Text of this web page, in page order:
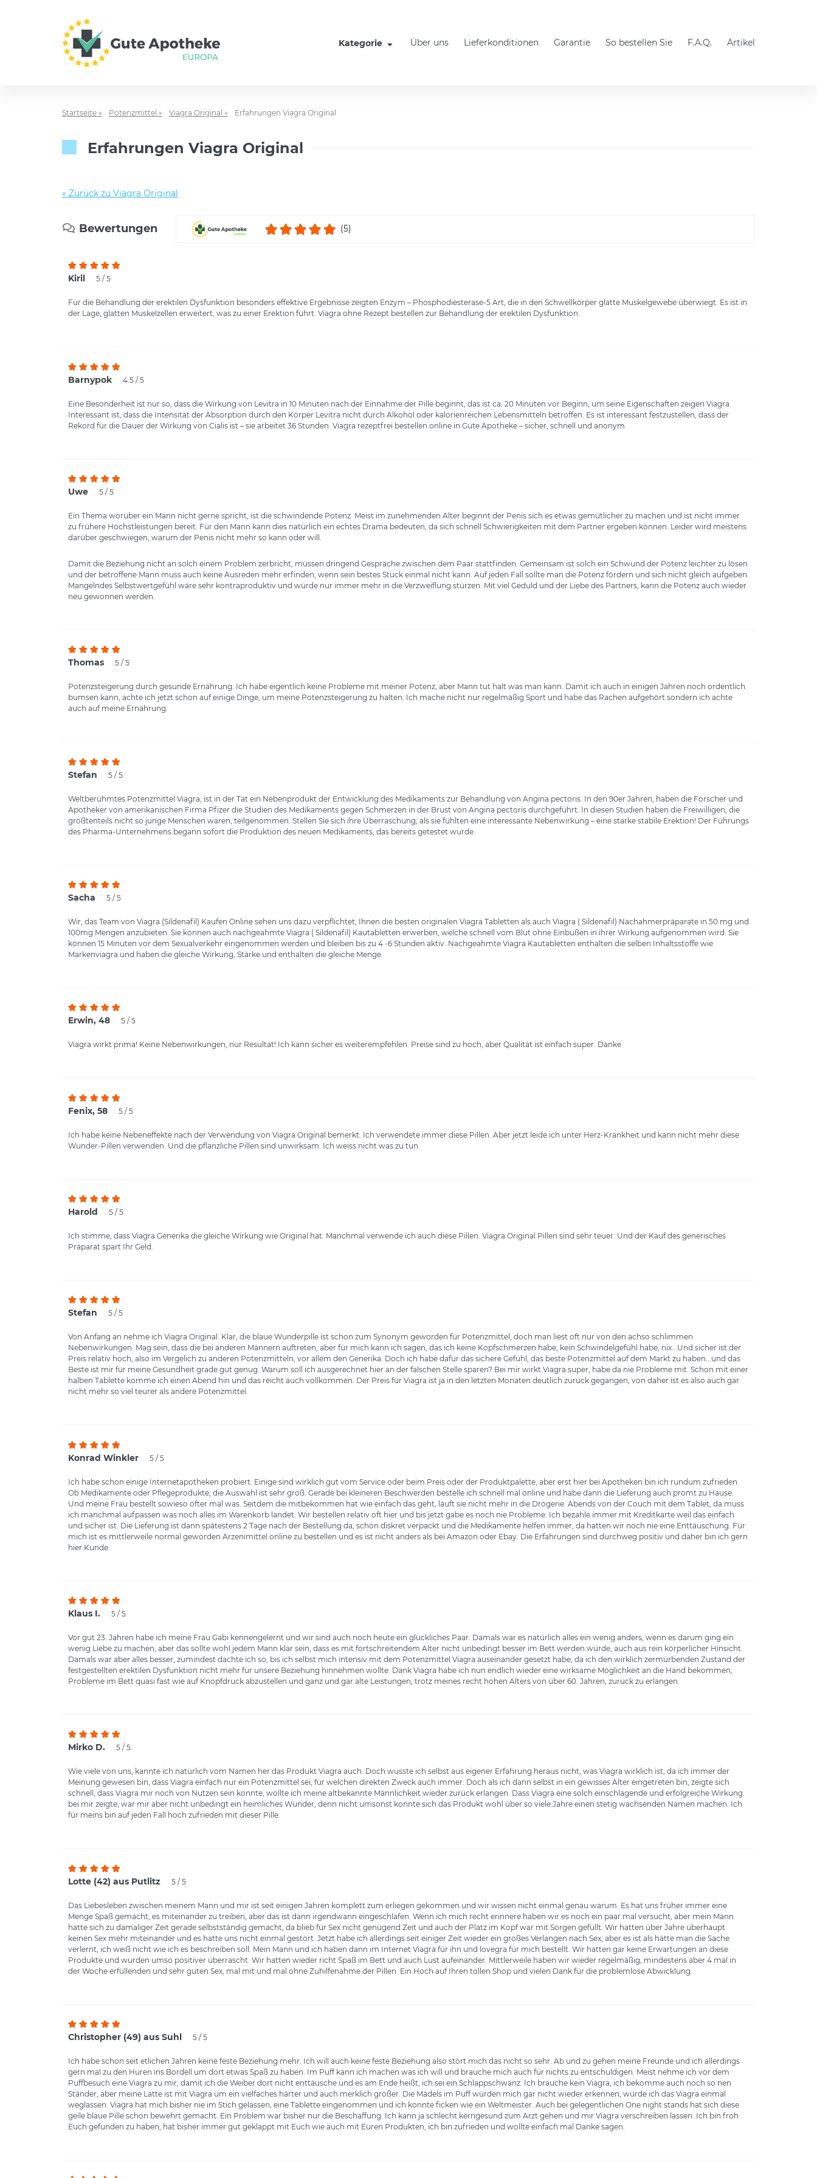
Kategorie Über uns Lieferkonditionen Garantie So bestellen Sie F.A.Q. Artikel
Startseite » Potenzmittel » Viagra Original » Erfahrungen Viagra Original
Erfahrungen Viagra Original
« Zurück zu Viagra Original
Bewertungen (5)
Kiril 5 / 5
Für die Behandlung der erektilen Dysfunktion besonders effektive Ergebnisse zeigten Enzym – Phosphodiesterase-5 Art, die in den Schwellkörper glatte Muskelgewebe überwiegt. Es ist in
der Lage, glatten Muskelzellen erweitert, was zu einer Erektion führt. Viagra ohne Rezept bestellen zur Behandlung der erektilen Dysfunktion.
Barnypok 4.5 / 5
Eine Besonderheit ist nur so, dass die Wirkung von Levitra in 10 Minuten nach der Einnahme der Pille beginnt, das ist ca. 20 Minuten vor Beginn, um seine Eigenschaften zeigen Viagra.
Interessant ist, dass die Intensität der Absorption durch den Körper Levitra nicht durch Alkohol oder kalorienreichen Lebensmitteln betroffen. Es ist interessant festzustellen, dass der
Rekord für die Dauer der Wirkung von Cialis ist – sie arbeitet 36 Stunden. Viagra rezeptfrei bestellen online in Gute Apotheke – sicher, schnell und anonym.
Uwe 5 / 5
Ein Thema worüber ein Mann nicht gerne spricht, ist die schwindende Potenz. Meist im zunehmenden Alter beginnt der Penis sich es etwas gemütlicher zu machen und ist nicht immer
zu frühere Höchstleistungen bereit. Für den Mann kann dies natürlich ein echtes Drama bedeuten, da sich schnell Schwierigkeiten mit dem Partner ergeben können. Leider wird meistens
darüber geschwiegen, warum der Penis nicht mehr so kann oder will.
Damit die Beziehung nicht an solch einem Problem zerbricht, müssen dringend Gespräche zwischen dem Paar stattfinden. Gemeinsam ist solch ein Schwund der Potenz leichter zu lösen
und der betroffene Mann muss auch keine Ausreden mehr erfinden, wenn sein bestes Stück einmal nicht kann. Auf jeden Fall sollte man die Potenz fördern und sich nicht gleich aufgeben.
Mangelndes Selbstwertgefühl wäre sehr kontraproduktiv und würde nur immer mehr in die Verzweiflung stürzen. Mit viel Geduld und der Liebe des Partners, kann die Potenz auch wieder
neu gewonnen werden.
Thomas 5 / 5
Potenzsteigerung durch gesunde Ernährung. Ich habe eigentlich keine Probleme mit meiner Potenz, aber Mann tut halt was man kann. Damit ich auch in einigen Jahren noch ordentlich
bumsen kann, achte ich jetzt schon auf einige Dinge, um meine Potenzsteigerung zu halten. Ich mache nicht nur regelmäßig Sport und habe das Rachen aufgehört sondern ich achte
auch auf meine Ernährung.
Stefan 5 / 5
Weltberühmtes Potenzmittel Viagra, ist in der Tat ein Nebenprodukt der Entwicklung des Medikaments zur Behandlung von Angina pectoris. In den 90er Jahren, haben die Forscher und
Apotheker von amerikanischen Firma Pfizer die Studien des Medikaments gegen Schmerzen in der Brust von Angina pectoris durchgeführt. In diesen Studien haben die Freiwilligen, die
größtenteils nicht so junge Menschen waren, teilgenommen. Stellen Sie sich ihre Überraschung, als sie fühlten eine interessante Nebenwirkung – eine starke stabile Erektion! Der Führungs
des Pharma-Unternehmens begann sofort die Produktion des neuen Medikaments, das bereits getestet wurde.
Sacha 5 / 5
Wir, das Team von Viagra (Sildenafil) Kaufen Online sehen uns dazu verpflichtet, Ihnen die besten originalen Viagra Tabletten als auch Viagra ( Sildenafil) Nachahmerpräparate in 50 mg und
100mg Mengen anzubieten. Sie können auch nachgeahmte Viagra ( Sildenafil) Kautabletten erwerben, welche schnell vom Blut ohne Einbußen in ihrer Wirkung aufgenommen wird. Sie
können 15 Minuten vor dem Sexualverkehr eingenommen werden und bleiben bis zu 4 -6 Stunden aktiv. Nachgeahmte Viagra Kautabletten enthalten die selben Inhaltsstoffe wie
Markenviagra und haben die gleiche Wirkung, Stärke und enthalten die gleiche Menge.
Erwin, 48 5 / 5
Viagra wirkt prima! Keine Nebenwirkungen, nur Resultat! Ich kann sicher es weiterempfehlen. Preise sind zu hoch, aber Qualität ist einfach super. Danke
Fenix, 58 5 / 5
Ich habe keine Nebeneffekte nach der Verwendung von Viagra Original bemerkt. Ich verwendete immer diese Pillen. Aber jetzt leide ich unter Herz-Krankheit und kann nicht mehr diese
Wunder-Pillen verwenden. Und die pflanzliche Pillen sind unwirksam. Ich weiss nicht was zu tun.
Harold 5 / 5
Ich stimme, dass Viagra Generika die gleiche Wirkung wie Original hat. Manchmal verwende ich auch diese Pillen. Viagra Original Pillen sind sehr teuer. Und der Kauf des generisches
Präparat spart Ihr Geld.
Stefan 5 / 5
Von Anfang an nehme ich Viagra Original. Klar, die blaue Wunderpille ist schon zum Synonym geworden für Potenzmittel, doch man liest oft nur von den achso schlimmen
Nebenwirkungen. Mag sein, dass die bei anderen Männern auftreten, aber für mich kann ich sagen, das ich keine Kopfschmerzen habe, kein Schwindelgefühl habe, nix...Und sicher ist der
Preis relativ hoch, also im Vergelich zu anderen Potenzmitteln, vor allem den Generika. Doch ich habe dafür das sichere Gefühl, das beste Potenzmittel auf dem Markt zu haben...und das
Beste ist mir für meine Gesundheit grade gut genug. Warum soll ich ausgerechnet hier an der falschen Stelle sparen? Bei mir wirkt Viagra super, habe da nie Probleme mit. Schon mit einer
halben Tablette komme ich einen Abend hin und das reicht auch vollkommen. Der Preis für Viagra ist ja in den letzten Monaten deutlich zurück gegangen, von daher ist es also auch gar
nicht mehr so viel teurer als andere Potenzmittel.
Konrad Winkler 5 / 5
Ich habe schon einige Internetapotheken probiert. Einige sind wirklich gut vom Service oder beim Preis oder der Produktpalette, aber erst hier bei Apotheken bin ich rundum zufrieden.
Ob Medikamente oder Pflegeprodukte, die Auswahl ist sehr groß. Gerade bei kleineren Beschwerden bestelle ich schnell mal online und habe dann die Lieferung auch promt zu Hause.
Und meine Frau bestellt sowieso öfter mal was. Seitdem die mitbekommen hat wie einfach das geht, läuft sie nicht mehr in die Drogerie. Abends von der Couch mit dem Tablet, da muss
ich manchmal aufpassen was noch alles im Warenkorb landet. Wir bestellen relativ oft hier und bis jetzt gabe es noch nie Probleme. Ich bezahle immer mit Kreditkarte weil das einfach
und sicher ist. Die Lieferung ist dann spätestens 2 Tage nach der Bestellung da, schön diskret verpackt und die Medikamente helfen immer, da hatten wir noch nie eine Enttäuschung. Für
mich ist es mittlerweile normal geworden Arzenimittel online zu bestellen und es ist nicht anders als bei Amazon oder Ebay. Die Erfahrungen sind durchweg positiv und daher bin ich gern
hier Kunde.
Klaus I. 5 / 5
Vor gut 23. Jahren habe ich meine Frau Gabi kennengelernt und wir sind auch noch heute ein glückliches Paar. Damals war es natürlich alles ein wenig anders, wenn es darum ging ein
wenig Liebe zu machen, aber das sollte wohl jedem Mann klar sein, dass es mit fortschreitendem Alter nicht unbedingt besser im Bett werden würde, auch aus rein körperlicher Hinsicht.
Damals war aber alles besser, zumindest dachte ich so, bis ich selbst mich intensiv mit dem Potenzmittel Viagra auseinander gesetzt habe, da ich den wirklich zermürbenden Zustand der
festgestellten erektilen Dysfunktion nicht mehr für unsere Beziehung hinnehmen wollte. Dank Viagra habe ich nun endlich wieder eine wirksame Möglichkeit an die Hand bekommen,
Probleme im Bett quasi fast wie auf Knopfdruck abzustellen und ganz und gar alte Leistungen, trotz meines recht hohen Alters von über 60. Jahren, zurück zu erlangen.
Mirko D. 5 / 5
Wie viele von uns, kannte ich natürlich vom Namen her das Produkt Viagra auch. Doch wusste ich selbst aus eigener Erfahrung heraus nicht, was Viagra wirklich ist, da ich immer der
Meinung gewesen bin, dass Viagra einfach nur ein Potenzmittel sei, für welchen direkten Zweck auch immer. Doch als ich dann selbst in ein gewisses Alter eingetreten bin, zeigte sich
schnell, dass Viagra mir noch von Nutzen sein konnte, wollte ich meine altbekannte Männlichkeit wieder zurück erlangen. Dass Viagra eine solch einschlagende und erfolgreiche Wirkung
bei mir zeigte, war mir aber nicht unbedingt ein heimliches Wunder, denn nicht umsonst konnte sich das Produkt wohl über so viele Jahre einen stetig wachsenden Namen machen. Ich
für meins bin auf jeden Fall hoch zufrieden mit dieser Pille.
Lotte (42) aus Putlitz 5 / 5
Das Liebesleben zwischen meinem Mann und mir ist seit einigen Jahren komplett zum erliegen gekommen und wir wissen nicht einmal genau warum. Es hat uns früher immer eine
Menge Spaß gemacht, es miteinander zu treiben, aber das ist dann irgendwann eingeschlafen. Wenn ich mich recht erinnere haben wir es noch ein paar mal versucht, aber mein Mann
hatte sich zu damaliger Zeit gerade selbstständig gemacht, da blieb für Sex nicht genügend Zeit und auch der Platz im Kopf war mit Sorgen gefüllt. Wir hatten über Jahre überhaupt
keinen Sex mehr miteinander und es hatte uns nicht einmal gestört. Jetzt habe ich allerdings seit einiger Zeit wieder ein großes Verlangen nach Sex, aber es ist als hätte man die Sache
verlernt, ich weiß nicht wie ich es beschreiben soll. Mein Mann und ich haben dann im Internet Viagra für ihn und lovegra für mich bestellt. Wir hatten gar keine Erwartungen an diese
Produkte und wurden umso positiver überrascht. Wir hatten wieder richt Spaß im Bett und auch Lust aufeinander. Mittlerweile haben wir wieder regelmäßig, mindestens aber 4 mal in
der Woche erfüllenden und sehr guten Sex, mal mit und mal ohne Zuhilfenahme der Pillen. Ein Hoch auf Ihren tollen Shop und vielen Dank für die problemlose Abwicklung.
Christopher (49) aus Suhl 5 / 5
Ich habe schon seit etlichen Jahren keine feste Beziehung mehr. Ich will auch keine feste Beziehung also stört mich das nicht so sehr. Ab und zu gehen meine Freunde und ich allerdings
gern mal zu den Huren ins Bordell um dort etwas Spaß zu haben. Im Puff kann ich machen was ich will und brauche mich auch für nichts zu entschuldigen. Meist nehme ich vor dem
Puffbesuch eine Viagra zu mir, damit ich die Weiber dort nicht enttäusche und es am Ende heißt, ich sei ein Schlappschwanz. Ich brauche kein Viagra, ich bekomme auch noch so nen
Ständer, aber meine Latte ist mit Viagra um ein vielfaches härter und auch merklich größer. Die Mädels im Puff würden mich gar nicht wieder erkennen, würde ich das Viagra einmal
weglassen. Viagra hat mich bisher nie im Stich gelassen, eine Tablette eingenommen und ich konnte ficken wie ein Weltmeister. Auch bei gelegentlichen One night stands hat sich diese
geile blaue Pille schon bewehrt gemacht. Ein Problem war bisher nur die Beschaffung. Ich kann ja schlecht kerngesund zum Arzt gehen und mir Viagra verschreiben lassen. Ich bin froh
Euch gefunden zu haben, hat bisher immer gut geklappt mit Euch wie auch mit Euren Produkten, ich bin zufrieden und wollte einfach mal Danke sagen.